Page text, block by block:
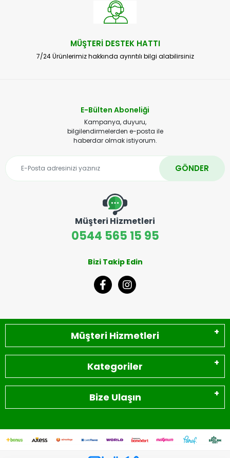
MÜŞTERİ DESTEK HATTI
7/24 Ürünlerimiz hakkında ayrıntılı bilgi alabilirsiniz
E-Bülten Aboneliği
Kampanya, duyuru,
bilgilendirmelerden e-posta ile
haberdar olmak istiyorum.
GÖNDER
Müşteri Hizmetleri
0544 565 15 95
Bizi Takip Edin
Müşteri Hizmetleri
Kategoriler
Bize Ulaşın